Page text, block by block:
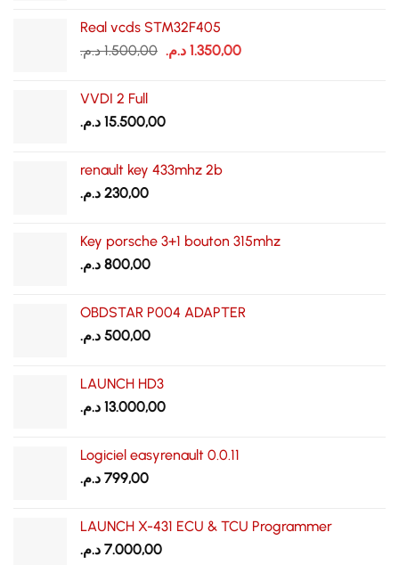
Real vcds STM32F405
1.500,00 د.م.
Le
1.350,00 د.م.
Le
VVDI 2 Full
15.500,00 د.م.
renault key 433mhz 2b
230,00 د.م.
Key porsche 3+1 bouton 315mhz
800,00 د.م.
OBDSTAR P004 ADAPTER
500,00 د.م.
LAUNCH HD3
13.000,00 د.م.
Logiciel easyrenault 0.0.11
799,00 د.م.
LAUNCH X-431 ECU & TCU Programmer
7.000,00 د.م.